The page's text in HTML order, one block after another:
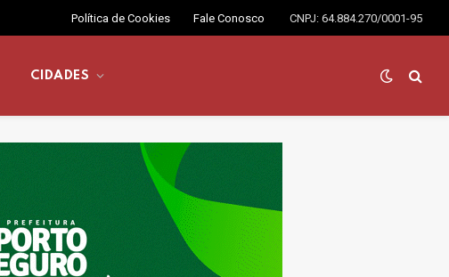
Política de Cookies Fale Conosco CNPJ: 64.884.270/0001-95
CIDADES